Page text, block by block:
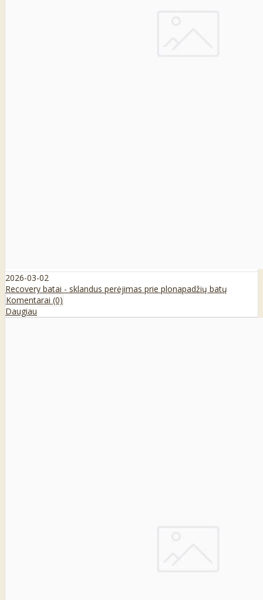
2026-03-02
Recovery batai - sklandus perėjimas prie plonapadžių batų
Komentarai (0)
Daugiau